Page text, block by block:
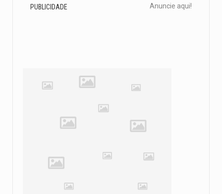
PUBLICIDADE Anuncie aqui!